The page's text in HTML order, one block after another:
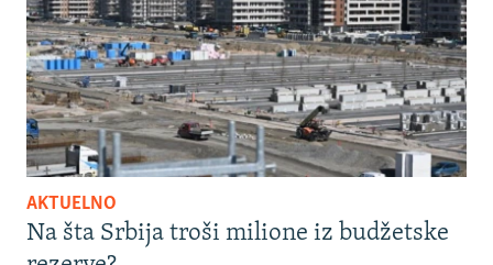
AKTUELNO
Na šta Srbija troši milione iz budžetske